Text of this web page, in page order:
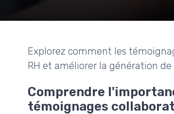
Explorez comment les
RH et améliorer la génération de
Comprendre
témoignages